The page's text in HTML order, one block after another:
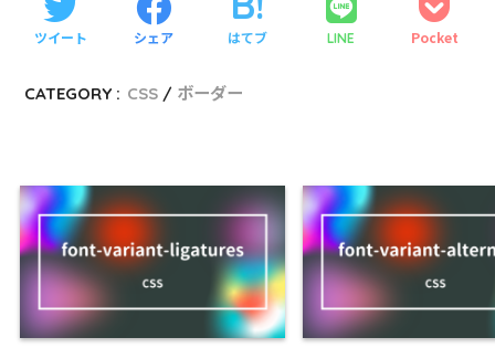
ツイート シェア はてブ LINE Pocket
CATEGORY : CSS ボーダー